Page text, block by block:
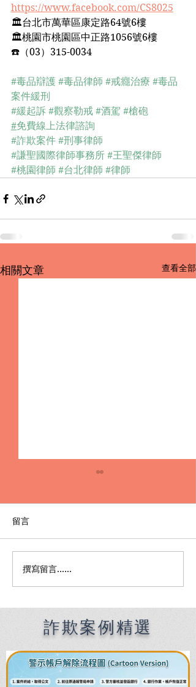
https://www.facebook.com/CS8025
🏛台北市萬華區康定路64號6樓﻿
🏛桃園市桃園區中正路1056號6樓﻿
☎️（03）315-0034﻿
#毒品辯護 #毒品律師 #戒癮治療 #毒品
案件緩刑
#緩起訴 #觀察勒戒 #酒駕 #槍砲
#免費線上法律諮詢
#詐欺案件 #刑事律師
#謙聖國際律師事務所 #王聖傑律師
#桃園律師 #台北律師 #律師
相關文章 查看全部
執行案件怎麼查？家人有
複數刑事案件在跑程序？
留言
撰寫留言......
詐欺案例精選